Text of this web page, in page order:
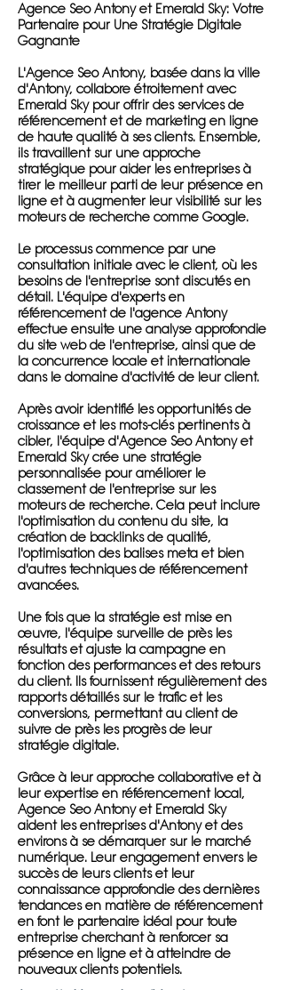
Agence Seo Antony et Emerald Sky: Votre
Partenaire pour Une Stratégie Digitale
Gagnante
L'Agence Seo Antony, basée dans la ville
d'Antony, collabore étroitement avec
Emerald Sky pour offrir des services de
référencement et de marketing en ligne
de haute qualité à ses clients. Ensemble,
ils travaillent sur une approche
stratégique pour aider les entreprises à
tirer le meilleur parti de leur présence en
ligne et à augmenter leur visibilité sur les
moteurs de recherche comme Google.
Le processus commence par une
consultation initiale avec le client, où les
besoins de l'entreprise sont discutés en
détail. L'équipe d'experts en
référencement de l'agence Antony
effectue ensuite une analyse approfondie
du site web de l'entreprise, ainsi que de
la concurrence locale et internationale
dans le domaine d'activité de leur client.
Après avoir identifié les opportunités de
croissance et les mots-clés pertinents à
cibler, l'équipe d'Agence Seo Antony et
Emerald Sky crée une stratégie
personnalisée pour améliorer le
classement de l'entreprise sur les
moteurs de recherche. Cela peut inclure
l'optimisation du contenu du site, la
création de backlinks de qualité,
l'optimisation des balises meta et bien
d'autres techniques de référencement
avancées.
Une fois que la stratégie est mise en
œuvre, l'équipe surveille de près les
résultats et ajuste la campagne en
fonction des performances et des retours
du client. Ils fournissent régulièrement des
rapports détaillés sur le trafic et les
conversions, permettant au client de
suivre de près les progrès de leur
stratégie digitale.
Grâce à leur approche collaborative et à
leur expertise en référencement local,
Agence Seo Antony et Emerald Sky
aident les entreprises d'Antony et des
environs à se démarquer sur le marché
numérique. Leur engagement envers le
succès de leurs clients et leur
connaissance approfondie des dernières
tendances en matière de référencement
en font le partenaire idéal pour toute
entreprise cherchant à renforcer sa
présence en ligne et à atteindre de
nouveaux clients potentiels.